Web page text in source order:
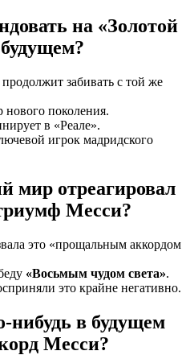
на «Золотой
забивать с той же
поколения.
в «Реале».
игрок мадридского
мир отреагировал
Месси?
это «прощальным аккордом
«Восьмым чудом света».
это крайне негативно.
нибудь в будущем
Месси?